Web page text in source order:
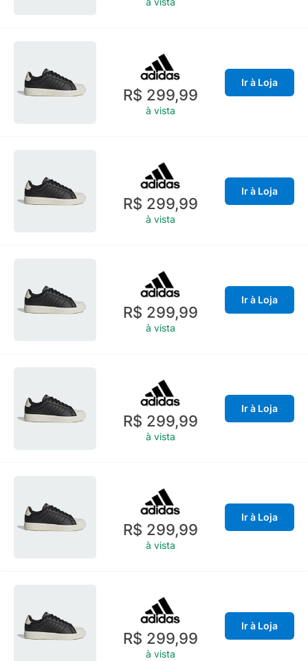
R$ 299,99
à vista
Ir à Loja
R$ 299,99
à vista
Ir à Loja
R$ 299,99
à vista
Ir à Loja
R$ 299,99
à vista
Ir à Loja
R$ 299,99
à vista
Ir à Loja
R$ 299,99
à vista
Ir à Loja